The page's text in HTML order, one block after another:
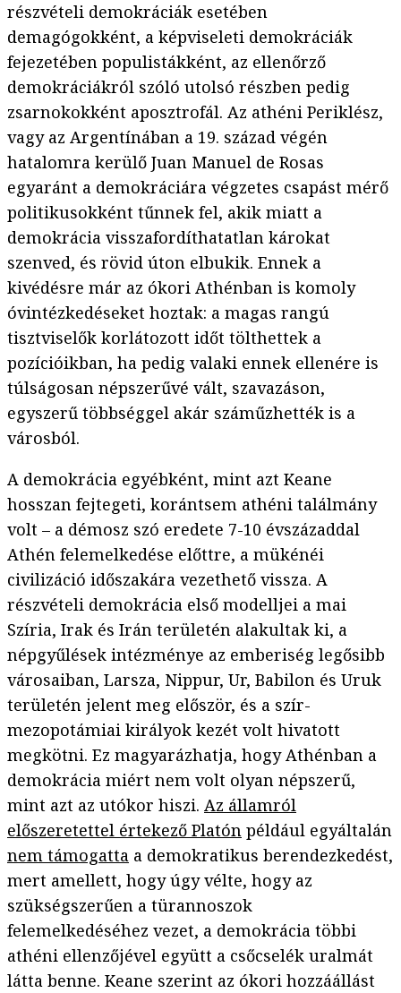
részvételi demokráciák esetében
demagógokként, a képviseleti demokráciák
fejezetében populistákként, az ellenőrző
demokráciákról szóló utolsó részben pedig
zsarnokokként aposztrofál. Az athéni Periklész,
vagy az Argentínában a 19. század végén
hatalomra kerülő Juan Manuel de Rosas
egyaránt a demokráciára végzetes csapást mérő
politikusokként tűnnek fel, akik miatt a
demokrácia visszafordíthatatlan károkat
szenved, és rövid úton elbukik. Ennek a
kivédésre már az ókori Athénban is komoly
óvintézkedéseket hoztak: a magas rangú
tisztviselők korlátozott időt tölthettek a
pozícióikban, ha pedig valaki ennek ellenére is
túlságosan népszerűvé vált, szavazáson,
egyszerű többséggel akár száműzhették is a
városból.
A demokrácia egyébként, mint azt Keane
hosszan fejtegeti, korántsem athéni találmány
volt – a démosz szó eredete 7-10 évszázaddal
Athén felemelkedése előttre, a mükénéi
civilizáció időszakára vezethető vissza. A
részvételi demokrácia első modelljei a mai
Szíria, Irak és Irán területén alakultak ki, a
népgyűlések intézménye az emberiség legősibb
városaiban, Larsza, Nippur, Ur, Babilon és Uruk
területén jelent meg először, és a szír-
mezopotámiai királyok kezét volt hivatott
megkötni. Ez magyarázhatja, hogy Athénban a
demokrácia miért nem volt olyan népszerű,
mint azt az utókor hiszi. Az államról
előszeretettel értekező Platón például egyáltalán
nem támogatta a demokratikus berendezkedést,
mert amellett, hogy úgy vélte, hogy az
szükségszerűen a türannoszok
felemelkedéséhez vezet, a demokrácia többi
athéni ellenzőjével együtt a csőcselék uralmát
látta benne. Keane szerint az ókori hozzáállást